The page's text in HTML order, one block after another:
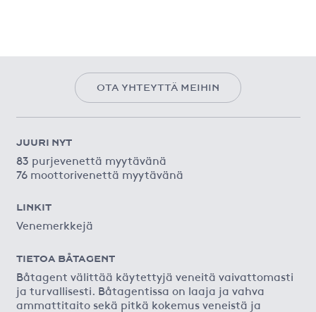
OTA YHTEYTTÄ MEIHIN
JUURI NYT
83 purjevenettä myytävänä
76 moottorivenettä myytävänä
LINKIT
Venemerkkejä
TIETOA BÅTAGENT
Båtagent välittää käytettyjä veneitä vaivattomasti
ja turvallisesti. Båtagentissa on laaja ja vahva
ammattitaito sekä pitkä kokemus veneistä ja